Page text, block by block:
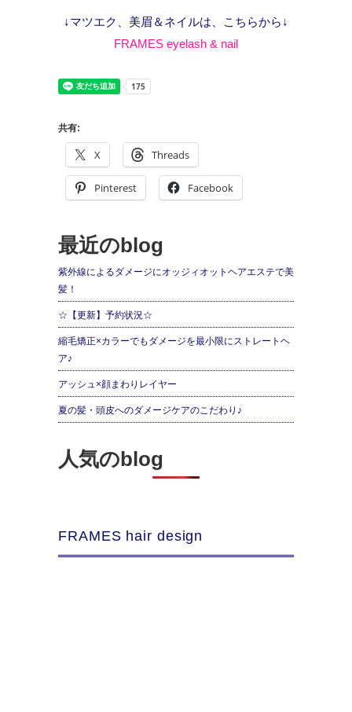
↓マツエク、美眉＆ネイルは、こちらから↓
FRAMES eyelash & nail
共有:
X Threads
Pinterest Facebook
最近のblog
紫外線によるダメージにオッジィオットヘアエステで美
髪！
☆【更新】予約状況☆
縮毛矯正×カラーでもダメージを最小限にストレートヘ
ア♪
アッシュ×顔まわりレイヤー
夏の髪・頭皮へのダメージケアのこだわり♪
人気のblog
FRAMES hair design